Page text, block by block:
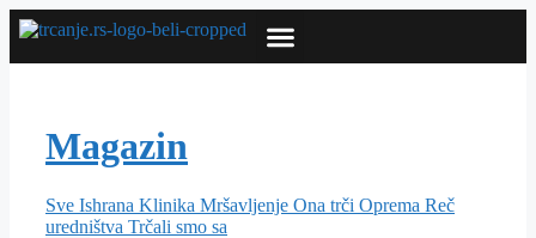
Magazin
Sve Ishrana Klinika Mršavljenje Ona trči Oprema Reč
uredništva Trčali smo sa